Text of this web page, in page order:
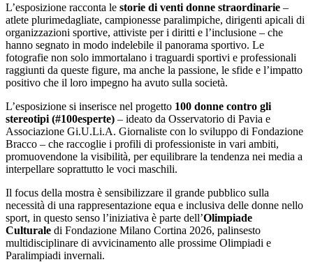
L’esposizione racconta le storie di venti donne straordinarie –
atlete plurimedagliate, campionesse paralimpiche, dirigenti apicali di
organizzazioni sportive, attiviste per i diritti e l’inclusione – che
hanno segnato in modo indelebile il panorama sportivo. Le
fotografie non solo immortalano i traguardi sportivi e professionali
raggiunti da queste figure, ma anche la passione, le sfide e l’impatto
positivo che il loro impegno ha avuto sulla società.
L’esposizione si inserisce nel progetto 100 donne contro gli
stereotipi (#100esperte) – ideato da Osservatorio di Pavia e
Associazione Gi.U.Li.A. Giornaliste con lo sviluppo di Fondazione
Bracco – che raccoglie i profili di professioniste in vari ambiti,
promuovendone la visibilità, per equilibrare la tendenza nei media a
interpellare soprattutto le voci maschili.
Il focus della mostra è sensibilizzare il grande pubblico sulla
necessità di una rappresentazione equa e inclusiva delle donne nello
sport, in questo senso l’iniziativa è parte dell’Olimpiade
Culturale di Fondazione Milano Cortina 2026, palinsesto
multidisciplinare di avvicinamento alle prossime Olimpiadi e
Paralimpiadi invernali.